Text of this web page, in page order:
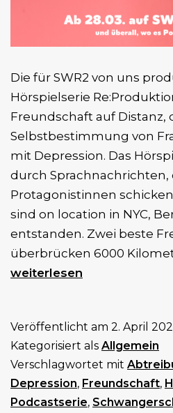
Die für SWR2 von uns
Hörspielserie
Freundschaft auf Distanz,
Selbstbestimmung von
mit Depression. Das
durch Sprachnachrichten,
Protagonistinnen
sind on location in NYC,
entstanden. Zwei beste
überbrücken 6000
weiterlesen
Veröffentlicht am 2. April
Kategorisiert als Allgemein
Verschlagwortet mit
Depression, Freundschaft,
Podcastserie,